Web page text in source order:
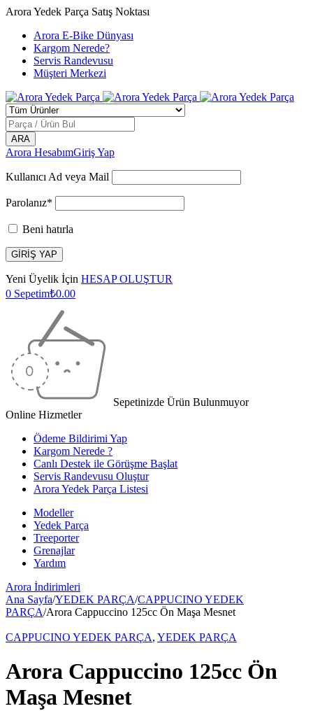
Arora Yedek Parça Satış Noktası
Arora E-Bike Dünyası
Kargom Nerede?
Servis Randevusu
Müşteri Merkezi
Arora HesabımGiriş Yap
Kullanıcı Ad veya Mail
Parolanız*
Beni hatırla
Yeni Üyelik İçin HESAP OLUŞTUR
0 Sepetim₺0.00
Sepetinizde Ürün Bulunmuyor
Online Hizmetler
Ödeme Bildirimi Yap
Kargom Nerede ?
Canlı Destek ile Görüşme Başlat
Servis Randevusu Oluştur
Arora Yedek Parça Listesi
Modeller
Yedek Parça
Treeporter
Grenajlar
Yardım
Arora İndirimleri
Ana Sayfa/YEDEK PARÇA/CAPPUCINO YEDEK
PARÇA/Arora Cappuccino 125cc Ön Maşa Mesnet
CAPPUCINO YEDEK PARÇA, YEDEK PARÇA
Arora Cappuccino 125cc Ön
Maşa Mesnet